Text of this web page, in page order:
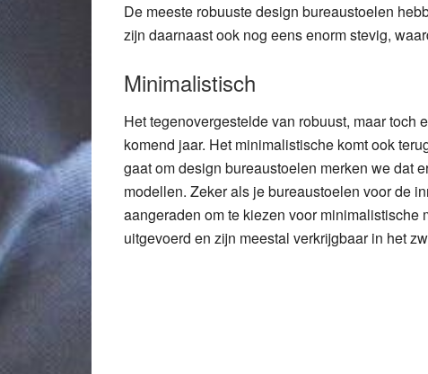
De meeste robuuste design bureaustoelen
zijn daarnaast ook nog eens enorm stevig,
Minimalistisch
Het tegenovergestelde van robuust, maar toch
komend jaar. Het minimalistische komt ook
gaat om design bureaustoelen merken we dat
modellen. Zeker als je bureaustoelen voor de
aangeraden om te kiezen voor
uitgevoerd en zijn meestal verkrijgbaar in het